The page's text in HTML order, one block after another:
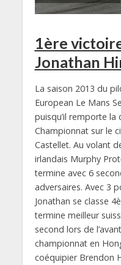
1ère
Jonathan
La saison 2013 du
European Le Mans
puisqu’il remporte la
Championnat sur le
Castellet. Au volant
irlandais Murphy
termine avec 6
adversaires. Avec 3
Jonathan se classe
termine meilleur
second lors de
championnat en
coéquipier Brendon